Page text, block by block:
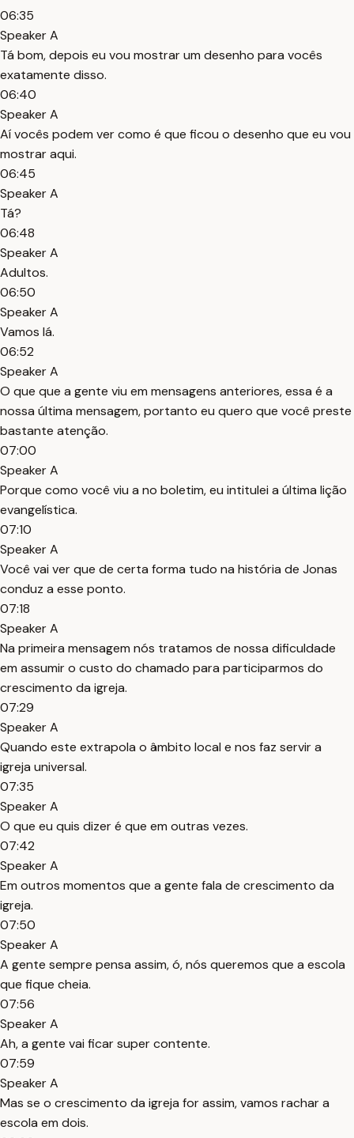
06:35
Speaker A
Tá bom, depois eu vou mostrar um desenho para vocês
exatamente disso.
06:40
Speaker A
Aí vocês podem ver como é que ficou o desenho que eu vou
mostrar aqui.
06:45
Speaker A
Tá?
06:48
Speaker A
Adultos.
06:50
Speaker A
Vamos lá.
06:52
Speaker A
O que que a gente viu em mensagens anteriores, essa é a
nossa última mensagem, portanto eu quero que você preste
bastante atenção.
07:00
Speaker A
Porque como você viu a no boletim, eu intitulei a última lição
evangelística.
07:10
Speaker A
Você vai ver que de certa forma tudo na história de Jonas
conduz a esse ponto.
07:18
Speaker A
Na primeira mensagem nós tratamos de nossa dificuldade
em assumir o custo do chamado para participarmos do
crescimento da igreja.
07:29
Speaker A
Quando este extrapola o âmbito local e nos faz servir a
igreja universal.
07:35
Speaker A
O que eu quis dizer é que em outras vezes.
07:42
Speaker A
Em outros momentos que a gente fala de crescimento da
igreja.
07:50
Speaker A
A gente sempre pensa assim, ó, nós queremos que a escola
que fique cheia.
07:56
Speaker A
Ah, a gente vai ficar super contente.
07:59
Speaker A
Mas se o crescimento da igreja for assim, vamos rachar a
escola em dois.